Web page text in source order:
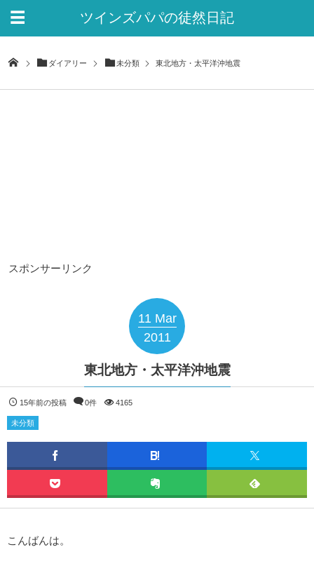
ツインズパパの徒然日記
ダイアリー 未分類 東北地方・太平洋沖地震
スポンサーリンク
11 Mar
2011
東北地方・太平洋沖地震
15年前の投稿 0件 4165
未分類
こんばんは。